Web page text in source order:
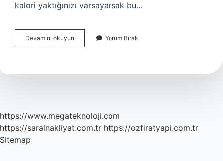
kalori yaktığınızı varsayarsak bu…
Devamını okuyun
Kilogram
Kaç
Yorum Bırak
https://www.megateknoloji.com
https://saralnakliyat.com.tr https://ozfiratyapi.com.tr
Sitemap